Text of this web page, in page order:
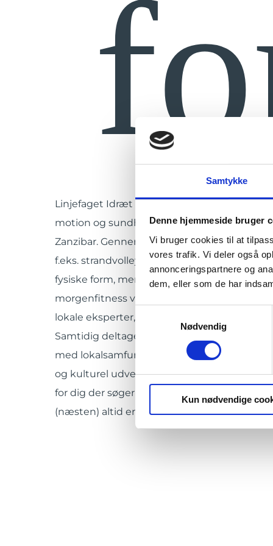
Samtykke
Denne hjemmeside bruger
Vi bruger cookies til at
vores trafik. Vi deler også
annonceringspartnere og
dem, eller som de har
Nødvendig
Kun nødvendige
Linjefaget Idræt og Sundhed inviterer dig til
motion og sundhed forenes med den
Zanzibar. Gennem en blanding af lokale
f.eks. strandvolley og traditionelle danse,
fysiske form, men også øens kulturelle
morgenfitness ved det azurblå hav til
lokale eksperter, dykker du ned i en
Samtidig deltager du i lokale
med lokalsamfundet og skaber minder om
og kulturel udveksling under solen på
for dig der søger en idrætshøjskole i unikke
(næsten) altid er solrigt.